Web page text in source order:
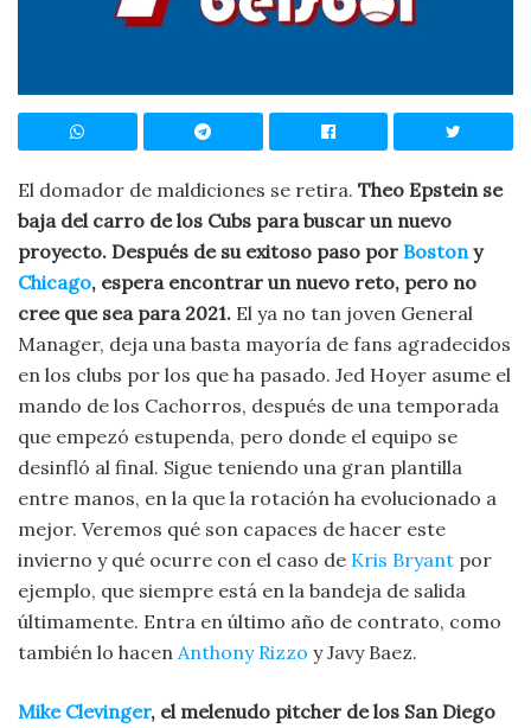
El domador de maldiciones se retira. Theo Epstein se
baja del carro de los Cubs para buscar un nuevo
proyecto. Después de su exitoso paso por Boston y
Chicago, espera encontrar un nuevo reto, pero no
cree que sea para 2021. El ya no tan joven General
Manager, deja una basta mayoría de fans agradecidos
en los clubs por los que ha pasado. Jed Hoyer asume el
mando de los Cachorros, después de una temporada
que empezó estupenda, pero donde el equipo se
desinfló al final. Sigue teniendo una gran plantilla
entre manos, en la que la rotación ha evolucionado a
mejor. Veremos qué son capaces de hacer este
invierno y qué ocurre con el caso de Kris Bryant por
ejemplo, que siempre está en la bandeja de salida
últimamente. Entra en último año de contrato, como
también lo hacen Anthony Rizzo y Javy Baez.
Mike Clevinger, el melenudo pitcher de los San Diego